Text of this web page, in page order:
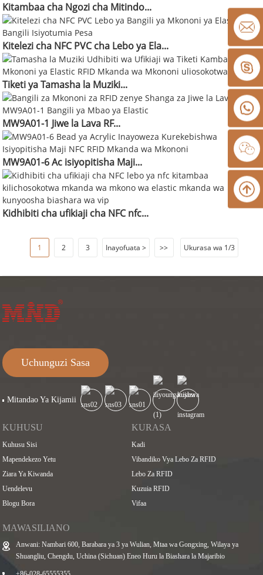
Kitambaa cha Ngozi cha Mitindo...
Kitelezi cha NFC PVC cha Lebo ya Ela...
Tiketi ya Tamasha la Muziki...
MW9A01-1 Jiwe la Lava RF...
MW9A01-6 Ac isiyopitisha Maji...
Kidhibiti cha ufikiaji cha NFC nfc...
1 2 3 Inayofuata > >> Ukurasa wa 1/3
Uchunguzi Sasa
Mitandao Ya Kijamii
KUHUSU
Kuhusu Sisi
Mapendekezo Yetu
Ziara Ya Kiwanda
Uendelevu
Blogu Bora
KURASA
Kadi
Vibandiko Vya Lebo Za RFID
Lebo Za RFID
Kuzuia RFID
Vifaa
MAWASILIANO
Anwani: Nambari 600, Barabara ya 3 ya Wulian, Mtaa wa Gongxing, Wilaya ya
Shuangliu, Chengdu, Uchina (Sichuan) Eneo Huru la Biashara la Majaribio